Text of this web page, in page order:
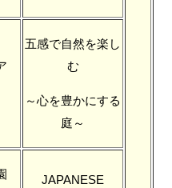
五感で自然を楽し
む
～心を豊かにする
庭～
JAPANESE